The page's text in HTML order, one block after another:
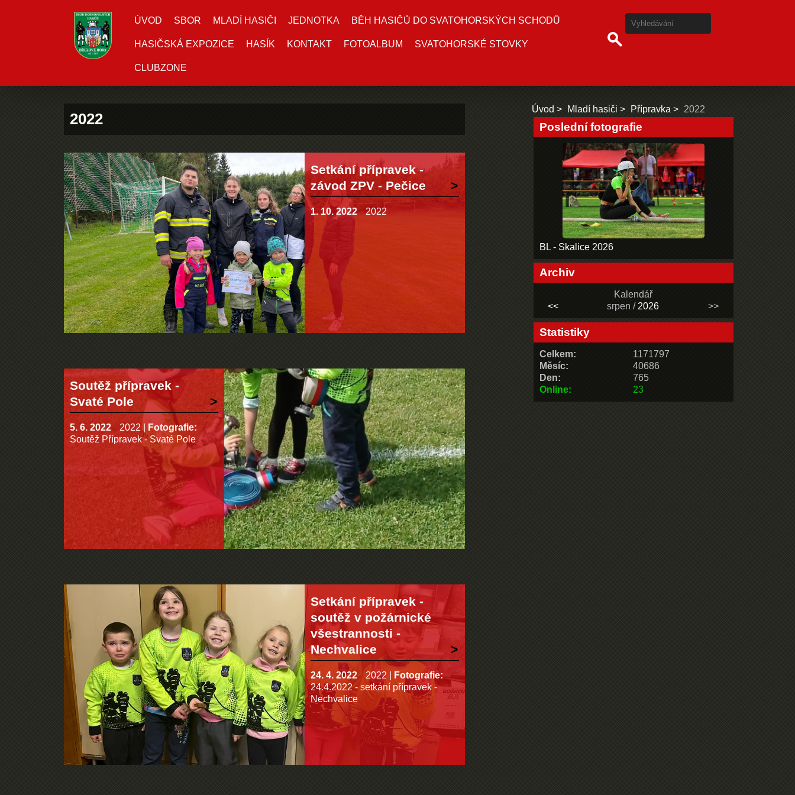
ÚVOD SBOR MLADÍ HASIČI JEDNOTKA BĚH HASIČŮ DO SVATOHORSKÝCH SCHODŮ
HASIČSKÁ EXPOZICE HASÍK KONTAKT FOTOALBUM SVATOHORSKÉ STOVKY
CLUBZONE
2022
Setkání přípravek -
závod ZPV - Pečice
1. 10. 2022 2022
Soutěž přípravek -
Svaté Pole
5. 6. 2022 2022
Fotografie:
Soutěž Přípravek - Svaté Pole
Setkání přípravek -
soutěž v požárnické
všestrannosti -
Nechvalice
24. 4. 2022 2022
Fotografie:
24.4.2022 - setkání přípravek -
Nechvalice
Úvod Mladí hasiči Přípravka 2022
Poslední fotografie
BL - Skalice 2026
Archiv
Kalendář
<<
srpen / 2026 >>
Statistiky
Online: 23
Celkem:
1171797
Měsíc:
40686
Den:
765